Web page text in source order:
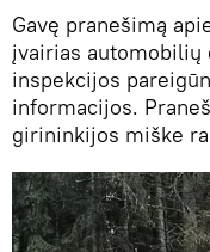
Gavę pranešimą
įvairias automobilių
inspekcijos
informacijos.
girininkijos miške